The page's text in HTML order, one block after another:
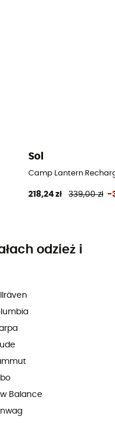
Sol
Camp Lantern
218,24 zł 339,00 zł -
odzież i
Balance